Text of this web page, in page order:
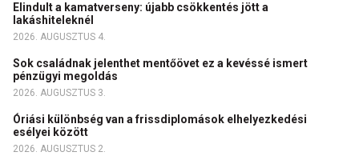
Elindult a kamatverseny: újabb csökkentés jött a
lakáshiteleknél
2026. AUGUSZTUS 4.
Sok családnak jelenthet mentőövet ez a kevéssé ismert
pénzügyi megoldás
2026. AUGUSZTUS 3.
Óriási különbség van a frissdiplomások elhelyezkedési
esélyei között
2026. AUGUSZTUS 2.